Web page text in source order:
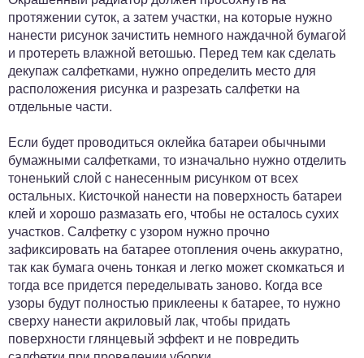
протяжении суток, а затем участки, на которые нужно
нанести рисунок зачистить немного наждачной бумагой
и протереть влажной ветошью. Перед тем как сделать
декупаж салфетками, нужно определить место для
расположения рисунка и разрезать салфетки на
отдельные части.
Если будет проводиться оклейка батареи обычными
бумажными салфетками, то изначально нужно отделить
тоненький слой с нанесенным рисунком от всех
остальных. Кисточкой нанести на поверхность батареи
клей и хорошо размазать его, чтобы не осталось сухих
участков. Салфетку с узором нужно прочно
зафиксировать на батарее отопления очень аккуратно,
так как бумага очень тонкая и легко может скомкаться и
тогда все придется переделывать заново. Когда все
узоры будут полностью приклеены к батарее, то нужно
сверху нанести акриловый лак, чтобы придать
поверхности глянцевый эффект и не повредить